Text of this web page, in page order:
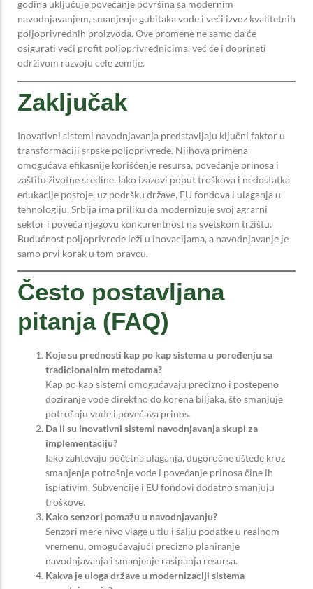
godina uključuje povećanje površina sa modernim
navodnjavanjem, smanjenje gubitaka vode i veći izvoz kvalitetnih
poljoprivrednih proizvoda. Ove promene ne samo da će
osigurati veći profit poljoprivrednicima, već će i doprineti
održivom razvoju cele zemlje.
Zaključak
Inovativni sistemi navodnjavanja predstavljaju ključni faktor u
transformaciji srpske poljoprivrede. Njihova primena
omogućava efikasnije korišćenje resursa, povećanje prinosa i
zaštitu životne sredine. Iako izazovi poput troškova i nedostatka
edukacije postoje, uz podršku države, EU fondova i ulaganja u
tehnologiju, Srbija ima priliku da modernizuje svoj agrarni
sektor i poveća njegovu konkurentnost na svetskom tržištu.
Budućnost poljoprivrede leži u inovacijama, a navodnjavanje je
samo prvi korak u tom pravcu.
Često postavljana
pitanja (FAQ)
Koje su prednosti kap po kap sistema u poređenju sa
tradicionalnim metodama?
Kap po kap sistemi omogućavaju precizno i postepeno
doziranje vode direktno do korena biljaka, što smanjuje
potrošnju vode i povećava prinos.
Da li su inovativni sistemi navodnjavanja skupi za
implementaciju?
Iako zahtevaju početna ulaganja, dugoročne uštede kroz
smanjenje potrošnje vode i povećanje prinosa čine ih
isplativim. Subvencije i EU fondovi dodatno smanjuju
troškove.
Kako senzori pomažu u navodnjavanju?
Senzori mere nivo vlage u tlu i šalju podatke u realnom
vremenu, omogućavajući precizno planiranje
navodnjavanja i smanjenje rasipanja resursa.
Kakva je uloga države u modernizaciji sistema